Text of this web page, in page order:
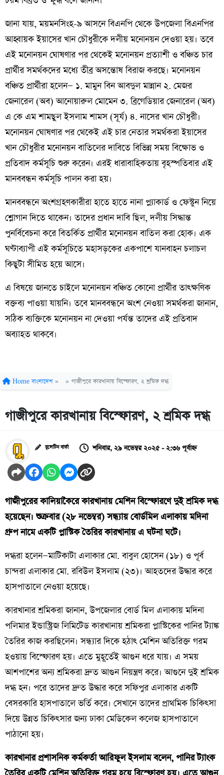
জানা যায়, ময়মনসিংহ-৯ আসনে বিএনপি থেকে উপজেলা বিএনপির
আহ্বায়ক ইয়াসের খান চৌধুরীকে দলীয় মনোনয়ন দেওয়া হয়। তবে
এই মনোনয়ন ঘোষণার পর থেকেই মনোনয়ন প্রত্যাশী ও বঞ্চিত চার
প্রার্থীর সমর্থকদের মধ্যে তীব্র অসন্তোষ বিরাজ করছে। মনোনয়ন
বঞ্চিত প্রার্থীরা হলেন— ১. মামুন বিন আবদুল মান্নান ২. মেজর
জেনারেল (অব) আনোয়ারুল মোমেন ৩. ব্রিগেডিয়ার জেনারেল (অব)
এ কে এম শামছুল ইসলাম শামস (সূর্য) ৪. নাসের খান চৌধুরী।
মনোনয়ন ঘোষণার পর থেকেই এই চার নেতার সমর্থকরা ইয়াসের
খান চৌধুরীর মনোনয়ন বাতিলের দাবিতে বিভিন্ন সময় বিক্ষোভ ও
প্রতিবাদ কর্মসূচি শুরু করেন। এরই ধারাবাহিকতায় বৃহস্পতিবার এই
মানববন্ধন কর্মসূচি পালন করা হয়।
মানববন্ধনে অংশগ্রহণকারীরা হাতে হাতে নানা প্ল্যাকার্ড ও ফেস্টুন নিয়ে
শ্লোগান দিতে থাকেন। তাদের প্রধান দাবি ছিল, দলীয় সিদ্ধান্ত
পুনর্বিবেচনা করে বিতর্কিত প্রার্থীর মনোনয়ন বাতিল করা হোক। এক
ঘণ্টাব্যাপী এই কর্মসূচিতে মহাসড়কের একপাশে যানবাহন চলাচল
কিছুটা সীমিত হয়ে আসে।
এ বিষয়ে জানতে চাইলে মনোনয়ন বঞ্চিত কোনো প্রার্থীর তাৎক্ষণিক
বক্তব্য পাওয়া যায়নি। তবে মানববন্ধনে অংশ নেওয়া সমর্থকরা জানান,
সঠিক ব্যক্তিকে মনোনয়ন না দেওয়া পর্যন্ত তাদের এই প্রতিবাদ
অব্যাহত থাকবে।
Home বাংলাদেশ » » গাজীপুরে কারখানায় বিস্ফোরণ, ২ শ্রমিক দগ্ধ
গাজীপুরে কারখানায় বিস্ফোরণ, ২ শ্রমিক দগ্ধ
বুলেটিন বার্তা শনিবার, ২৯ নভেম্বর ২০২৫ - ২:৩৬ পূর্বাহ্ন
গাজীপুরের কালিয়াকৈরে কারখানায় মেশিন বিস্ফোরণে দুই শ্রমিক দগ্ধ
হয়েছেন। শুক্রবার (২৮ নভেম্বর) সন্ধ্যায় বোর্ডমিল এলাকায় মদিনা
গ্রুপ নামে একটি প্লাস্টিক তৈরির কারখানায় এ ঘটনা ঘটে।
দগ্ধরা হলেন—মাটিকাটা এলাকার মো. বাবুল হোসেন (১৮) ও পূর্ব
চান্দরা এলাকার মো. রবিউল ইসলাম (২৩)। আহতদের উদ্ধার করে
হাসপাতালে নেওয়া হয়েছে।
কারখানার শ্রমিকরা জানান, উপজেলার বোর্ড মিল এলাকায় মদিনা
পলিমার ইন্ডাস্ট্রিজ লিমিটেড কারখানায় শ্রমিকরা প্লাস্টিকের পানির ট্যাঙ্ক
তৈরির কাজ করছিলেন। সন্ধ্যার দিকে হঠাৎ মেশিন অতিরিক্ত গরম
হওয়ায় বিস্ফোরণ হয়। এতে মুহূর্তেই আগুন ধরে যায়। এ সময়
আশপাশের অন্য শ্রমিকরা দ্রুত আগুন নিয়ন্ত্রণ করে। আগুনে দুই শ্রমিক
দগ্ধ হন। পরে তাদের দ্রুত উদ্ধার করে সফিপুর এলাকার একটি
বেসরকারি হাসপাতালে ভর্তি করে। সেখানে তাদের প্রাথমিক চিকিৎসা
দিয়ে উন্নত চিকিৎসার জন্য ঢাকা মেডিকেল কলেজ হাসপাতালে
পাঠানো হয়।
কারখানার প্রশাসনিক কর্মকর্তা আরিফুল ইসলাম বলেন, পানির ট্যাংক